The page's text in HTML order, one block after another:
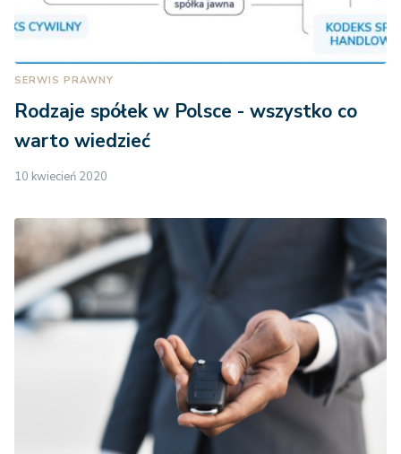
SERWIS PRAWNY
Rodzaje spółek w Polsce - wszystko co
warto wiedzieć
10 kwiecień 2020